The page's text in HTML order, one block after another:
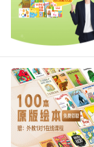
10. We both
咱俩都知道给